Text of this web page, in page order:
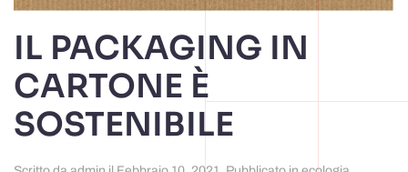
IL PACKAGING IN
CARTONE È
SOSTENIBILE